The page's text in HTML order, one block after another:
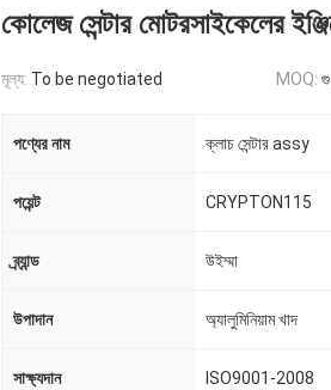
কোলেজ সেন্টার মোটরসাইকেলের
মূল্য: To be negotiated MOQ:
পণ্যের নাম ক্লাচ সেন্টার assy
পয়েন্ট CRYPTON115
ব্র্যান্ড উইম্মা
উপাদান অ্যালুমিনিয়াম খাদ
সাক্ষ্যদান ISO9001-2008